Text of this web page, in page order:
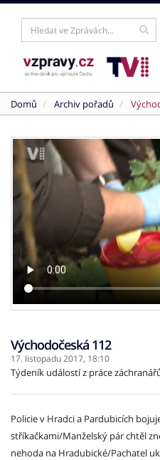
Domů Archiv pořadů
Východočeská 112
17. listopadu 2017, 18:10
Týdeník událostí z práce
Policie v Hradci a Pardubicích
stříkačkami/Manželský pár chtěl
nehoda na Hradubické/Pachatel